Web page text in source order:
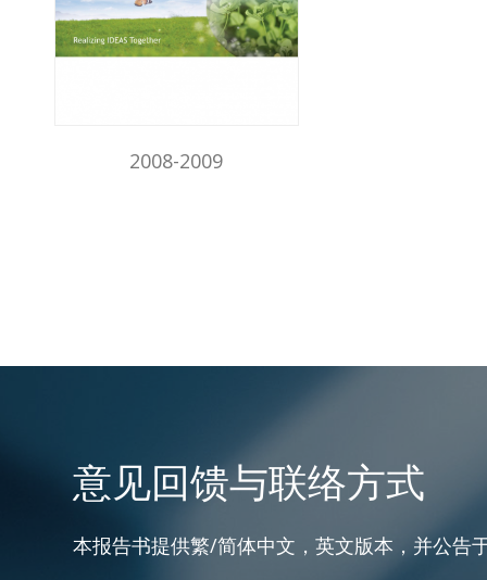
2008-2009
意见回馈与联络方式
本报告书提供繁/简体中文，英文版本，并公告